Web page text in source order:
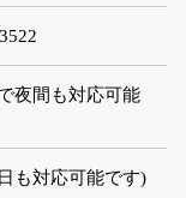
夜間も対応可能
も対応可能です)